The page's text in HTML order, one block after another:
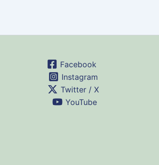
Facebook
Instagram
Twitter / X
YouTube